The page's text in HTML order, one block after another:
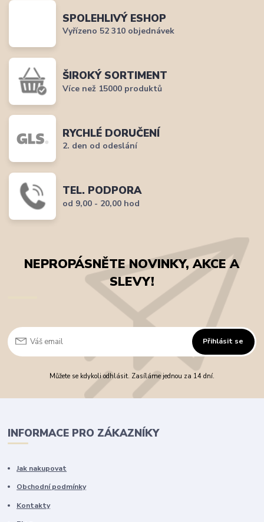
SPOLEHLIVÝ ESHOP
Vyřízeno 52 310 objednávek
ŠIROKÝ SORTIMENT
Více než 15000 produktů
RYCHLÉ DORUČENÍ
2. den od odeslání
TEL. PODPORA
od 9,00 - 20,00 hod
NEPROPÁSNĚTE NOVINKY, AKCE A
SLEVY!
Přihlásit se
Můžete se kdykoli odhlásit. Zasíláme jednou za 14 dní.
INFORMACE PRO ZÁKAZNÍKY
Jak nakupovat
Obchodní podmínky
Kontakty